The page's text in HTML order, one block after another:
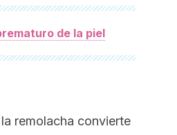
de la piel
remolacha convierte